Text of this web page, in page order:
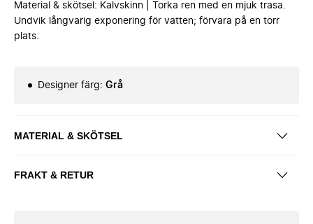
Material & skötsel: Kalvskinn | Torka ren med en mjuk trasa.
Undvik långvarig exponering för vatten; förvara på en torr
plats.
Designer färg: Grå
MATERIAL & SKÖTSEL
FRAKT & RETUR